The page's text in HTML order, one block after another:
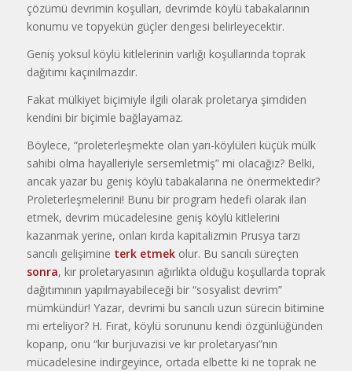
çözümü devrimin koşulları, devrimde köylü tabakalarının
konumu ve topyekün güçler dengesi belirleyecektir.
Geniş yoksul köylü kitlelerinin varlığı koşullarında toprak
dağıtımı kaçınılmazdır.
Fakat mülkiyet biçimiyle ilgili olarak proletarya şimdiden
kendini bir biçimle bağlayamaz.
Böylece, “proleterleşmekte olan yarı-köylüleri küçük mülk
sahibi olma hayalleriyle sersemletmiş” mi olacağız? Belki,
ancak yazar bu geniş köylü tabakalarına ne önermektedir?
Proleterleşmelerini! Bunu bir program hedefi olarak ilan
etmek, devrim mücadelesine geniş köylü kitlelerini
kazanmak yerine, onları kırda kapitalizmin Prusya tarzı
sancılı gelişimine terk etmekolur. Bu sancılı süreçten
sonra, kır proletaryasının ağırlıkta olduğu koşullarda toprak
dağıtımının yapılmayabileceği bir “sosyalist devrim”
mümkündür! Yazar, devrimi bu sancılı uzun sürecin bitimine
mi erteliyor? H. Fırat, köylü sorununu kendi özgünlüğünden
koparıp, onu “kır burjuvazisi ve kır proletaryası”nın
mücadelesine indirgeyince, ortada elbette ki ne toprak ne